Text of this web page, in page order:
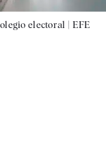
electoral | EFE